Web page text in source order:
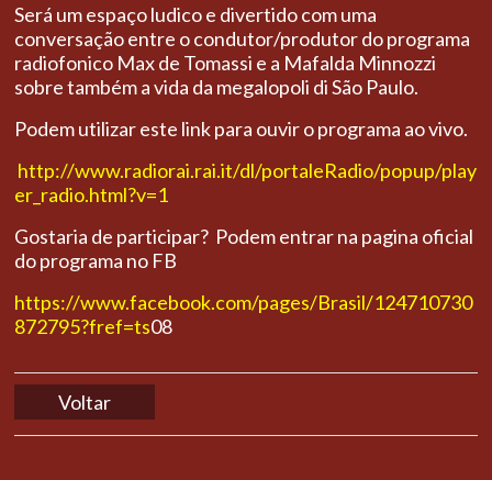
Será um espaço ludico e divertido com uma
conversação entre o condutor/produtor do programa
radiofonico Max de Tomassi e a Mafalda Minnozzi
sobre também a vida da megalopoli di São Paulo.
Podem utilizar este link para ouvir o programa ao vivo.
http://www.radiorai.rai.it/dl/portaleRadio/popup/play
er_radio.html?v=1
Gostaria de participar? Podem entrar na pagina oficial
do programa no FB
https://www.facebook.com/pages/Brasil/124710730
872795?fref=ts08
Voltar